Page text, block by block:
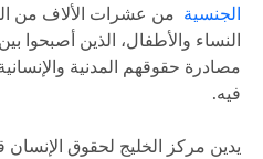
الجنسية من عشرات الألاف من
النساء والأطفال، الذين أصبحوا
مصادرة حقوقهم المدنية
فيه.
يدين مركز الخليج لحقوق